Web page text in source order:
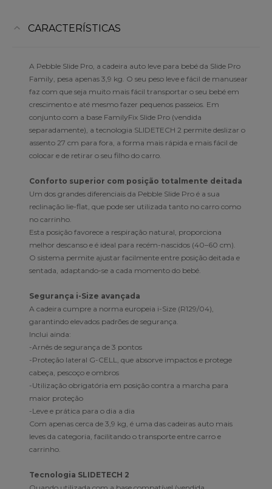
CARACTERÍSTICAS
A Pebble Slide Pro, a cadeira auto leve para bebé da Slide Pro
Family, pesa apenas 3,9 kg. O seu peso leve e fácil de manusear
faz com que seja muito mais fácil transportar o seu bebé em
crescimento e até mesmo fazer pequenos passeios. Em
conjunto com a base FamilyFix Slide Pro (vendida
separadamente), a tecnologia SLIDETECH 2 permite deslizar o
assento 27 cm para fora, a forma mais rápida e mais fácil de
colocar e de retirar o seu filho do carro.
Conforto superior com posição totalmente deitada
Um dos grandes diferenciais da Pebble Slide Pro é a sua
reclinação lie-flat, que pode ser utilizada tanto no carro como
no carrinho.
Esta posição favorece a respiração natural, proporciona
melhor descanso e é ideal para recém-nascidos (40–60 cm).
O sistema permite ajustar facilmente entre posição deitada e
sentada, adaptando-se a cada momento do bebé.
Segurança i-Size avançada
A cadeira cumpre a norma europeia i-Size (R129/04),
garantindo elevados padrões de segurança.
Inclui ainda:
-Arnês de segurança de 3 pontos
-Proteção lateral G-CELL, que absorve impactos e protege
cabeça, pescoço e ombros
-Utilização obrigatória em posição contra a marcha para
maior proteção
-Leve e prática para o dia a dia
Com apenas cerca de 3,9 kg, é uma das cadeiras auto mais
leves da categoria, facilitando o transporte entre carro e
carrinho.
Tecnologia SLIDETECH 2